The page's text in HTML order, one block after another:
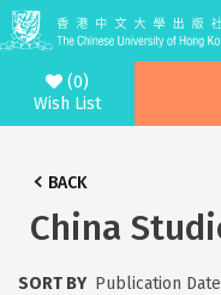
(0)
Wish List
BACK
China
SORT BY